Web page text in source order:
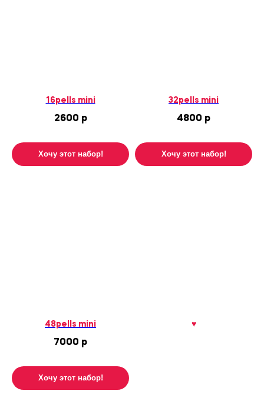
16pells mini
2600 р
Хочу этот набор!
32pells mini
4800 р
Хочу этот набор!
48pells mini
7000 р
Хочу этот набор!
♥
14−16, 20−22.
₽. Стоимость доставки — 300 ₽.
Интервалы доставки:
14–16, 20–22.